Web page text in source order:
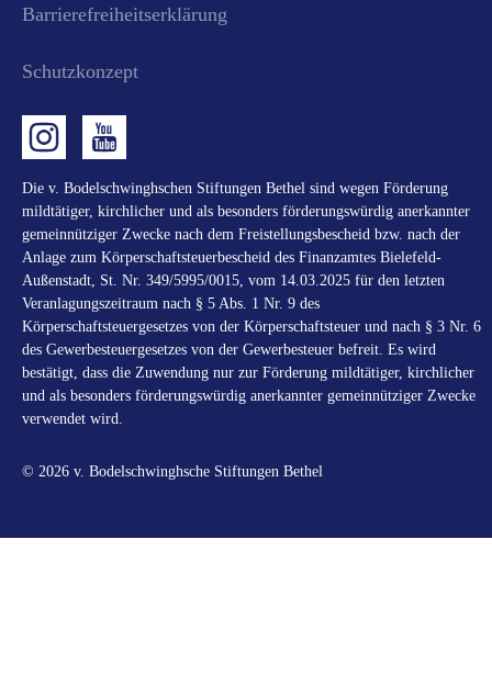
Barrierefreiheitserklärung
Schutzkonzept
Die v. Bodelschwinghschen Stiftungen Bethel sind wegen Förderung
mildtätiger, kirchlicher und als besonders förderungswürdig anerkannter
gemeinnütziger Zwecke nach dem Freistellungsbescheid bzw. nach der
Anlage zum Körperschaftsteuerbescheid des Finanzamtes Bielefeld-
Außenstadt, St. Nr. 349/5995/0015, vom 14.03.2025 für den letzten
Veranlagungszeitraum nach § 5 Abs. 1 Nr. 9 des
Körperschaftsteuergesetzes von der Körperschaftsteuer und nach § 3 Nr. 6
des Gewerbesteuergesetzes von der Gewerbesteuer befreit. Es wird
bestätigt, dass die Zuwendung nur zur Förderung mildtätiger, kirchlicher
und als besonders förderungswürdig anerkannter gemeinnütziger Zwecke
verwendet wird.
© 2026 v. Bodelschwinghsche Stiftungen Bethel